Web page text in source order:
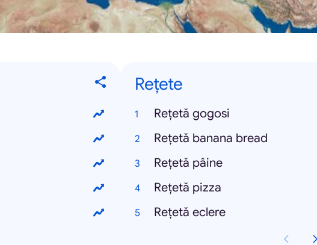
Rețete
Rețetă gogosi
Rețetă banana bread
Rețetă pâine
Rețetă pizza
Rețetă eclere